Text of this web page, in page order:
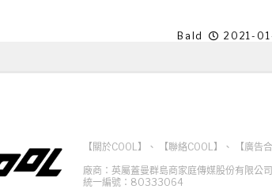
Bald 2021-
【關於COOL】 、 【聯絡COOL】 、 【廣告
廠商：英屬蓋曼群島商家庭傳媒股份有限公
統一編號：80333064